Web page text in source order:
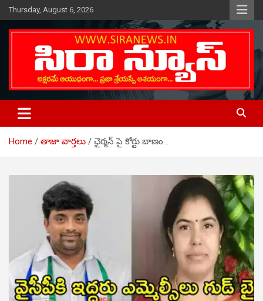
Skip
to
content
Thursday, August 6, 2026
SIRA NEWS
Telugu Online News Daily
Home తాజా వార్తలు ఛైర్మన్ పై కోర్టు బాణం…